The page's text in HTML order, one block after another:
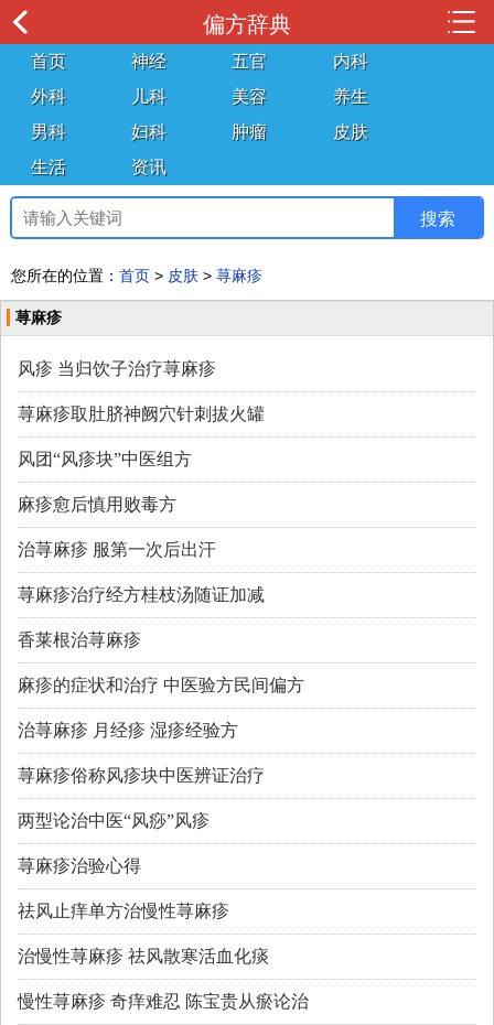
偏方辞典
首页 神经 五官
内科
外科
儿科 美容
养生
男科
妇科 肿瘤
皮肤
生活
资讯
您所在的位置： 首页 > 皮肤 > 荨麻疹
荨麻疹
风疹 当归饮子治疗荨麻疹
荨麻疹取肚脐神阙穴针刺拔火罐
风团“风疹块”中医组方
麻疹愈后慎用败毒方
治荨麻疹 服第一次后出汗
荨麻疹治疗经方桂枝汤随证加减
香莱根治荨麻疹
麻疹的症状和治疗 中医验方民间偏方
治荨麻疹 月经疹 湿疹经验方
荨麻疹俗称风疹块中医辨证治疗
两型论治中医“风痧”风疹
荨麻疹治验心得
祛风止痒单方治慢性荨麻疹
治慢性荨麻疹 祛风散寒活血化痰
慢性荨麻疹 奇痒难忍 陈宝贵从瘀论治